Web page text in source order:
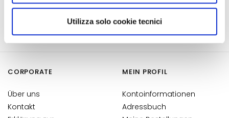
utilizzati dal sito. Cliccando su “Altre opzioni”, potrà
scegliere, in modo più granulare, quali cookie
Utilizza solo cookie tecnici
e
i
n
g
u
d
M
a
reviews
CORPORATE
Über uns
Kontakt
MEIN PROFIL
Kontoinformationen
Adressbuch